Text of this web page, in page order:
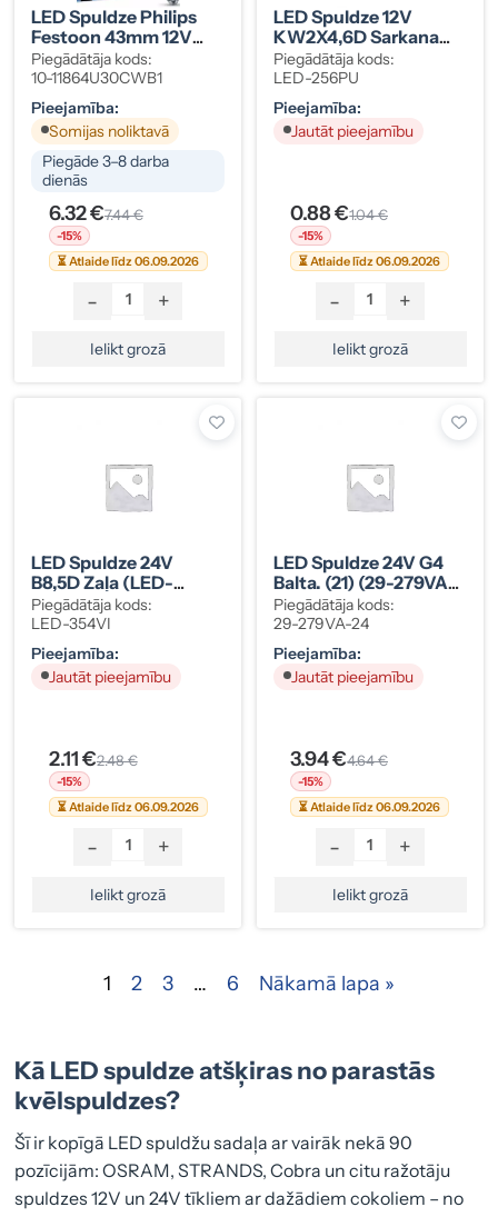
LED Spuldze Philips
Festoon 43mm 12V
Ultinon Pro3000
Piegādātāja kods:
10-11864U30CWB1
Pieejamība:
Somijas noliktavā
Piegāde 3–8 darba
dienās
6.32 €7.44 €
-15%
⏳ Atlaide līdz 06.09.2026
- +
Ielikt grozā
LED Spuldze 12V
KW2X4,6D Sarkana
(LED-256PU)
Piegādātāja kods:
LED-256PU
Pieejamība:
Jautāt pieejamību
0.88 €1.04 €
-15%
⏳ Atlaide līdz 06.09.2026
- +
Ielikt grozā
LED Spuldze 24V
B8,5D Zaļa (LED-
354VI)
Piegādātāja kods:
LED-354VI
Pieejamība:
Jautāt pieejamību
2.11 €2.48 €
-15%
⏳ Atlaide līdz 06.09.2026
- +
Ielikt grozā
LED Spuldze 24V G4
Balta. (21) (29-279VA-
24)
Piegādātāja kods:
29-279VA-24
Pieejamība:
Jautāt pieejamību
3.94 €4.64 €
-15%
⏳ Atlaide līdz 06.09.2026
- +
Ielikt grozā
1 2 3 … 6 Nākamā lapa »
Kā LED spuldze atšķiras no parastās
kvēlspuldzes?
Šī ir kopīgā LED spuldžu sadaļa ar vairāk nekā 90
pozīcijām: OSRAM, STRANDS, Cobra un citu ražotāju
spuldzes 12V un 24V tīkliem ar dažādiem cokoliem – no